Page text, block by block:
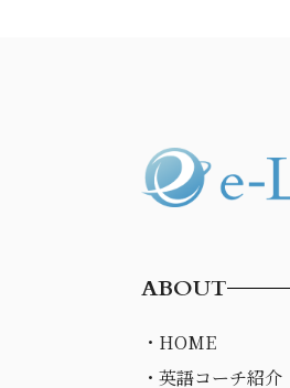
ABOUT
・HOME
・英語コーチ紹介